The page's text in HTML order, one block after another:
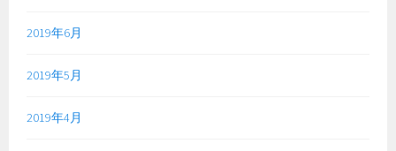
2019年6月
2019年5月
2019年4月